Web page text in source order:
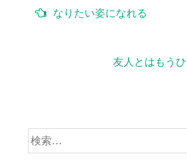
なりたい姿になれる
友人とはもう
索: